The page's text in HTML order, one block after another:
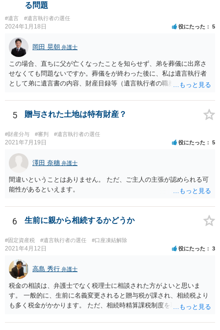
る問題
#遺言 #遺言執行者の選任
2024年1月18日 役にたった 5
岡田 晃朝 弁護士
この場合、直ちに父が亡くなったことを知らせず、弟を葬儀に出席さ
せなくても問題ないですか。葬儀をが終わった後に、私は遺言執行者
として弟に遺言書の内容、財産目録等（遺言執行者の職務）を知らせ
るかは喪主の自由です。 呼ばなくてもかまいません。 そもそも、そう
いう法律関係にありません。 遺言の内容と遺産の総額の通知、公正証
で、対応しましょう。 そのあとは遺留分の請求などがあればそれへの
対応となるでしょう。
5 贈与された土地は特有財産？
#財産分与 #審判 #遺言執行者の選任
2021年7月19日 役にたった 5
澤田 奈穗 弁護士
間違いということはありません。 ただ、ご主人の主張が認められる可
能性があるといえます。
6 生前に親から相続するかどうか
#固定資産税 #遺言執行者の選任 #口座凍結解除
2021年4月12日 役にたった 3
高島 秀行 弁護士
税金の相談は、弁護士でなく税理士に相談された方がよいと思いま
す。 一般的に、生前に名義変更されると贈与税が課され、相続税より
も多く税金がかかります。 ただ、相続時精算課税制度を取れば、実質
ういう場合にどれくらい税金がかかるか計算してもらって どういう方